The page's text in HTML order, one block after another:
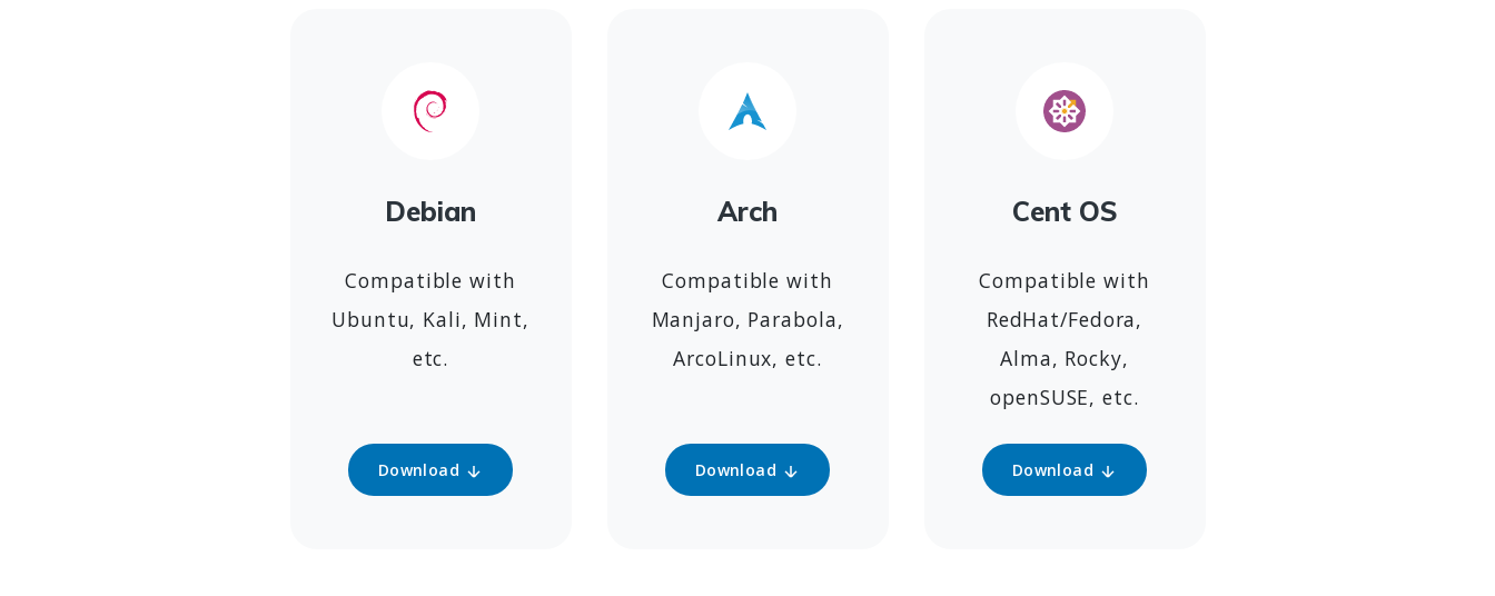
Debian
Compatible with
Ubuntu, Kali, Mint,
etc.
Download
Download
Arch
Compatible with
Manjaro, Parabola,
ArcoLinux, etc.
Download
Download
Cent OS
Compatible with
RedHat/Fedora,
Alma, Rocky,
openSUSE, etc.
Download
Download